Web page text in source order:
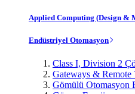
Applied Computing (Design &
Endüstriyel Otomasyon
Class I, Division 2
Gateways &
Gömülü Otomasyon